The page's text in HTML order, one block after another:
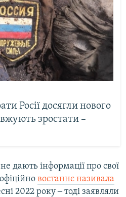
Росії досягли нового
зростати –
дають інформації про свої
востаннє називала
2022 року ‒ тоді заявляли